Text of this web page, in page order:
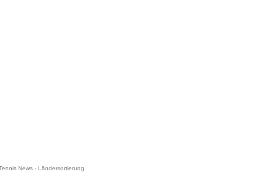
News· Ländersortierung